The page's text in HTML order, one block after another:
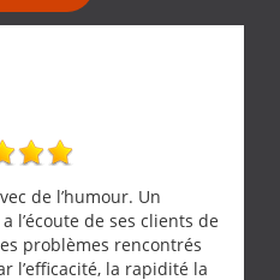
de l’humour. Un
l’écoute de ses clients de
problèmes rencontrés
l’efficacité, la rapidité la